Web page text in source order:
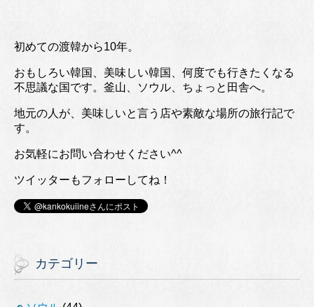
初めての渡韓から10年。
おもしろい韓国、美味しい韓国、何度でも行きたくなる
不思議な国です。釜山、ソウル、ちょっと田舎へ。
地元の人が、美味しいと言う店や素敵な場所の旅行記で
す。
お気軽にお問い合わせください^^
ツイッターもフォローしてね！
カテゴリー